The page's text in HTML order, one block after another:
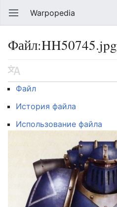
Warpopedia
Файл:HH50745.jpg
Файл
История файла
Использование файла